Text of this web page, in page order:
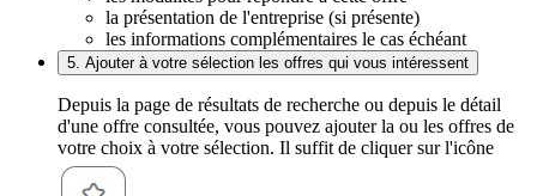
la présentation de l'entreprise (si présente)
les informations complémentaires le cas échéant
5. Ajouter à votre sélection les offres qui vous intéressent
Depuis la page de résultats de recherche ou depuis le détail
d'une offre consultée, vous pouvez ajouter la ou les offres de
votre choix à votre sélection. Il suffit de cliquer sur l'icône